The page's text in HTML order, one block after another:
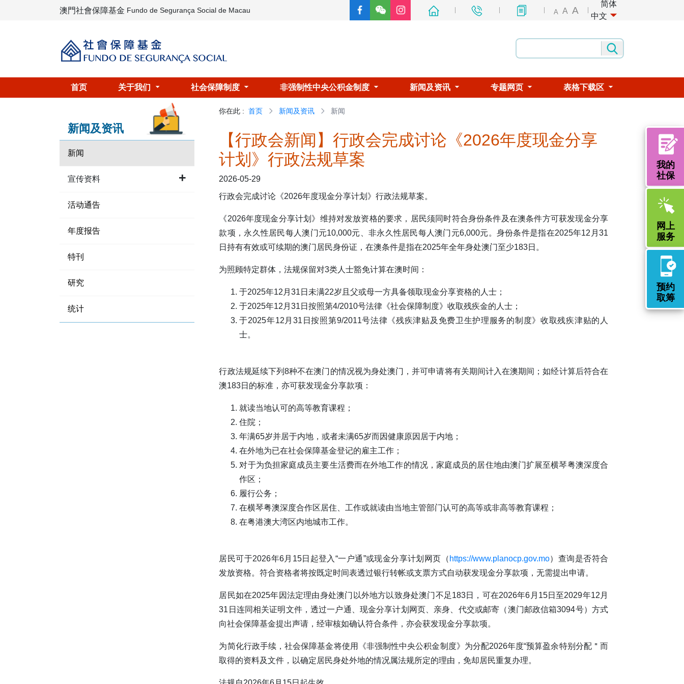
A A A
简体
中文
澳門社會保障基金 Fundo de Segurança Social de Macau
首页 关于我们 社会保障制度 非强制性中央公积金制度 新闻及资讯 专题网页 表格下载区
我的
社保
网上
服务
预约
取筹
新闻及资讯
新闻
宣传资料
活动通告
年度报告
特刊
研究
统计
你在此 : 首页 新闻及资讯 新闻
【行政会新闻】行政会完成讨论《2026年度现金分享
计划》行政法规草案
2026-05-29
行政会完成讨论《2026年度现金分享计划》行政法规草案。
《2026年度现金分享计划》维持对发放资格的要求，居民须同时符合身份条件及在澳条件方可获发现金分享
款项，永久性居民每人澳门元10,000元、非永久性居民每人澳门元6,000元。身份条件是指在2025年12月31
日持有有效或可续期的澳门居民身份证，在澳条件是指在2025年全年身处澳门至少183日。
为照顾特定群体，法规保留对3类人士豁免计算在澳时间：
于2025年12月31日未满22岁且父或母一方具备领取现金分享资格的人士；
于2025年12月31日按照第4/2010号法律《社会保障制度》收取残疾金的人士；
于2025年12月31日按照第9/2011号法律《残疾津贴及免费卫生护理服务的制度》收取残疾津贴的人
士。
行政法规延续下列8种不在澳门的情况视为身处澳门，并可申请将有关期间计入在澳期间；如经计算后符合在
澳183日的标准，亦可获发现金分享款项：
就读当地认可的高等教育课程；
住院；
年满65岁并居于内地，或者未满65岁而因健康原因居于内地；
在外地为已在社会保障基金登记的雇主工作；
对于为负担家庭成员主要生活费而在外地工作的情况，家庭成员的居住地由澳门扩展至横琴粤澳深度合
作区；
履行公务；
在横琴粤澳深度合作区居住、工作或就读由当地主管部门认可的高等或非高等教育课程；
在粤港澳大湾区内地城市工作。
居民可于2026年6月15日起登入“一户通”或现金分享计划网页（ https://www.planocp.gov.mo）查询是否符合
发放资格。符合资格者将按既定时间表透过银行转帐或支票方式自动获发现金分享款项，无需提出申请。
居民如在2025年因法定理由身处澳门以外地方以致身处澳门不足183日，可在2026年6月15日至2029年12月
31日连同相关证明文件，透过一户通、现金分享计划网页、亲身、代交或邮寄（澳门邮政信箱3094号）方式
向社会保障基金提出声请，经审核如确认符合条件，亦会获发现金分享款项。
为简化行政手续，社会保障基金将使用《非强制性中央公积金制度》为分配2026年度“预算盈余特别分配＂而
取得的资料及文件，以确定居民身处外地的情况属法规所定的理由，免却居民重复办理。